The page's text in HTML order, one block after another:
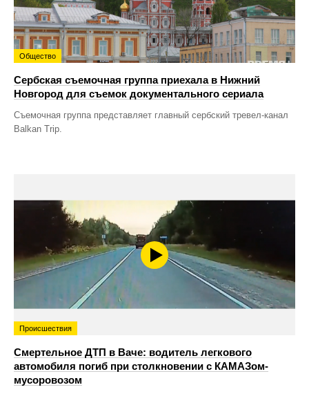
Общество
Сербская съемочная группа приехала в Нижний
Новгород для съемок документального сериала
Съемочная группа представляет главный сербский тревел-канал
Balkan Trip.
Происшествия
Смертельное ДТП в Ваче: водитель легкового
автомобиля погиб при столкновении с КАМАЗом-
мусоровозом